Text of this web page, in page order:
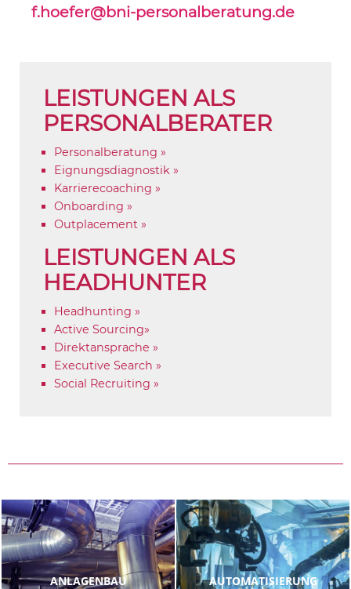
f.hoefer@bni-personalberatung.de
LEISTUNGEN ALS
PERSONALBERATER
Personalberatung »
Eignungsdiagnostik »
Karrierecoaching »
Onboarding »
Outplacement »
LEISTUNGEN ALS
HEADHUNTER
Headhunting »
Active Sourcing»
Direktansprache »
Executive Search »
Social Recruiting »
ANLAGENBAU AUTOMATISIERUNG